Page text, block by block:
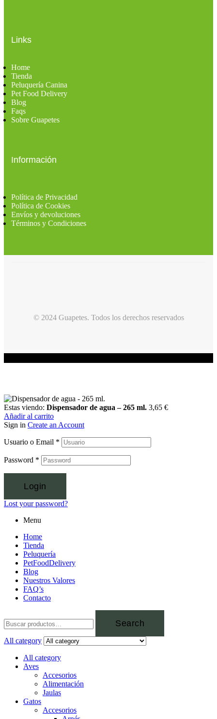
Links
Home
Tienda
Peluquería Canina
Pet Food Delivery
Blog
Faqs
Sobre Guapetes
Información
Política de Privacidad
Política de Cookies
Envíos y devoluciones
Términos y Condiciones
© 2024 Guapetes. Todos los derechos reservados
Estas viendo: Dispensador de agua – 265 ml. 3,65 €
Añadir al carrito
Sign in Create an Account
Usuario o Email *
Password *
Login
Lost your password?
Menu
Home
Tienda
Peluquería
PetFoodDelivery
Blog
Nuestros Valores
FAQ’s
Contacto
Search
All category
All category
Aves
Accesorios
Alimentación
Jaulas
Gatos
Accesorios